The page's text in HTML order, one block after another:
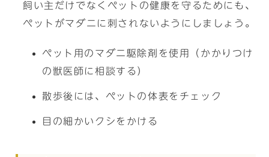
飼い主だけでなくペットの健康を守るためにも、
ペットがマダニに刺されないようにしましょう。
ペット用のマダニ駆除剤を使用（かかりつけ
の獣医師に相談する）
散歩後には、ペットの体表をチェック
目の細かいクシをかける